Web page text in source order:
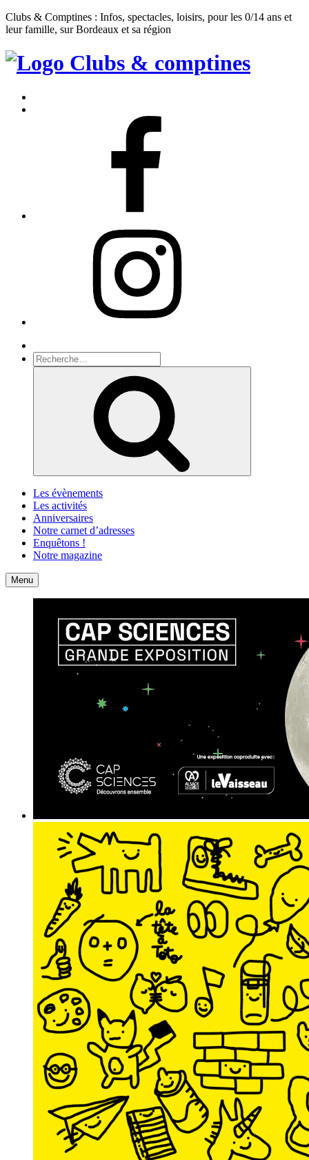
Clubs & Comptines : Infos, spectacles, loisirs, pour les 0/14 ans et
leur famille, sur Bordeaux et sa région
Clubs
Comptines
Recherche
pour
Les évènements
Les activités
Anniversaires
Notre carnet d’adresses
Enquêtons !
Notre magazine
Accueil
Menu Contact